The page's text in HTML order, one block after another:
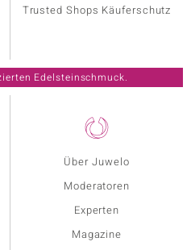
Über Juwelo
Moderatoren
Experten
Magazine
Trusted Shops Käuferschutz
Edelsteinschmuck.